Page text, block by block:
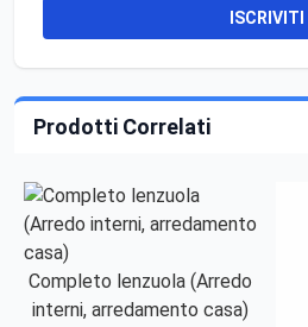
ISCRIVITI
Prodotti Correlati
Completo lenzuola (Arredo
interni, arredamento casa)